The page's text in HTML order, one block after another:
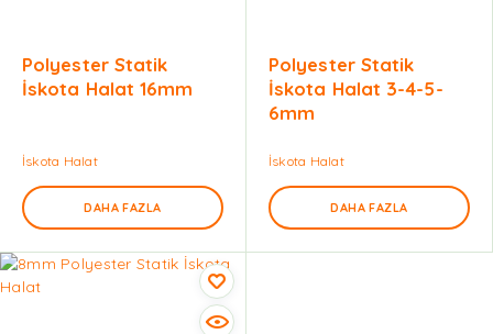
Polyester Statik
İskota Halat 16mm
İskota Halat
DAHA FAZLA
Polyester Statik
İskota Halat 3-4-5-
6mm
İskota Halat
DAHA FAZLA